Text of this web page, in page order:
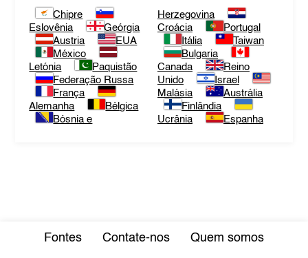
Chipre
Eslovênia
Geórgia
Austria
EUA
México
Letónia
Paquistão
Federação Russa
França
Alemanha
Bélgica
Bósnia e
Herzegovina
Croácia
Portugal
Itália
Taiwan
Bulgaria
Canada
Reino
Unido
Israel
Malásia
Austrália
Finlândia
Ucrânia
Espanha
Fontes Contate-nos Quem somos